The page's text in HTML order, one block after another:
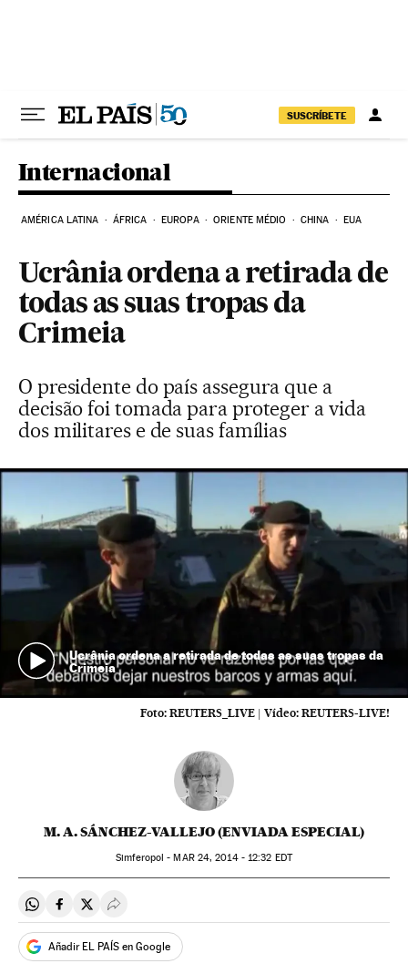
SUSCRÍBETE
Internacional
AMÉRICA LATINA ÁFRICA EUROPA ORIENTE MÉDIO CHINA EUA
Ucrânia ordena a retirada de
todas as suas tropas da
Crimeia
O presidente do país assegura que a
decisão foi tomada para proteger a vida
dos militares e de suas famílias
Ucrânia ordena a retirada de todas as suas tropas da
Crimeia
Foto: REUTERS_LIVE | Vídeo: REUTERS-LIVE!
M. A. SÁNCHEZ-VALLEJO (ENVIADA ESPECIAL)
Simferopol -MAR24, 2014 - 12:32 EDT
Compartir en Whatsapp
Compartir en Facebook
Compartir en Twitter
Desplegar Redes Sociales
Añadir EL PAÍS en Google